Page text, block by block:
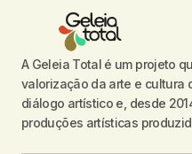
A Geleia Total é um projeto
valorização da arte e cultura
diálogo artístico e, desde
produções artísticas